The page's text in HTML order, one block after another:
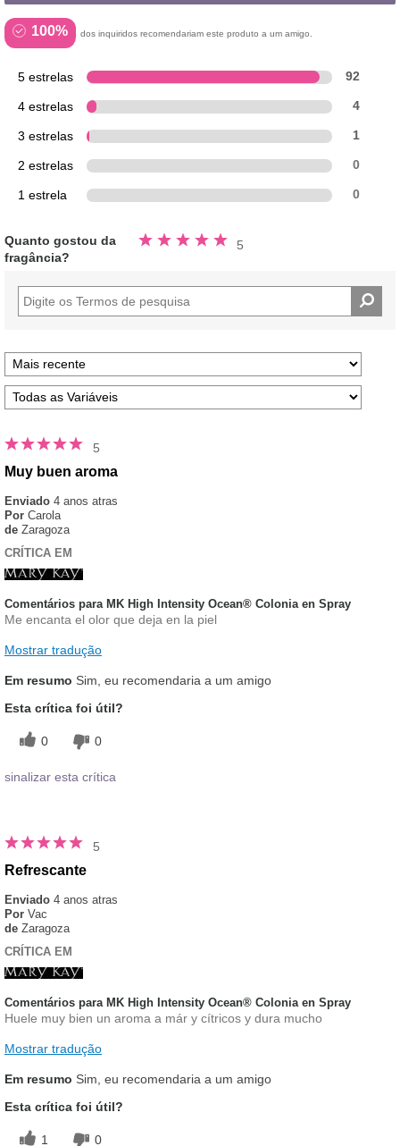
100% dos inquiridos recomendariam este produto a um amigo.
5 estrelas 92
4 estrelas 4
3 estrelas 1
2 estrelas 0
1 estrela 0
Quanto gostou da
fragância?
5
Avaliado
5.0
estrelas
5
Muy buen aroma
Enviado 4 anos atras
Por Carola
de Zaragoza
CRÍTICA EM
Comentários para MK High Intensity Ocean® Colonia en Spray
Me encanta el olor que deja en la piel
Mostrar tradução
Em resumo Sim, eu recomendaria a um amigo
Esta crítica foi útil?
0 0
sinalizar esta crítica
5
Refrescante
Enviado 4 anos atras
Por Vac
de Zaragoza
CRÍTICA EM
Comentários para MK High Intensity Ocean® Colonia en Spray
Huele muy bien un aroma a már y cítricos y dura mucho
Mostrar tradução
Em resumo Sim, eu recomendaria a um amigo
Esta crítica foi útil?
1 0